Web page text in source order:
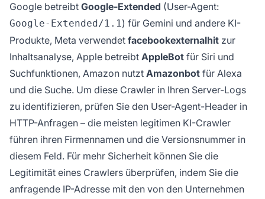
Google betreibt Google-Extended (User-Agent:
Google-Extended/1.1) für Gemini und andere KI-
Produkte, Meta verwendet facebookexternalhit zur
Inhaltsanalyse, Apple betreibt AppleBot für Siri und
Suchfunktionen, Amazon nutzt Amazonbot für Alexa
und die Suche. Um diese Crawler in Ihren Server-Logs
zu identifizieren, prüfen Sie den User-Agent-Header in
HTTP-Anfragen – die meisten legitimen KI-Crawler
führen ihren Firmennamen und die Versionsnummer in
diesem Feld. Für mehr Sicherheit können Sie die
Legitimität eines Crawlers überprüfen, indem Sie die
anfragende IP-Adresse mit den von den Unternehmen